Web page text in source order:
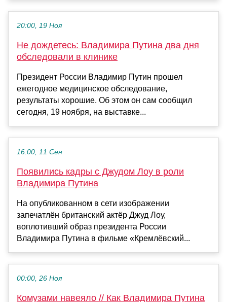
20:00, 19 Ноя
Не дождетесь: Владимира Путина два дня
обследовали в клинике
Президент России Владимир Путин прошел
ежегодное медицинское обследование,
результаты хорошие. Об этом он сам сообщил
сегодня, 19 ноября, на выставке...
16:00, 11 Сен
Появились кадры с Джудом Лоу в роли
Владимира Путина
На опубликованном в сети изображении
запечатлён британский актёр Джуд Лоу,
воплотивший образ президента России
Владимира Путина в фильме «Кремлёвский...
00:00, 26 Ноя
Комузами навеяло // Как Владимира Путина